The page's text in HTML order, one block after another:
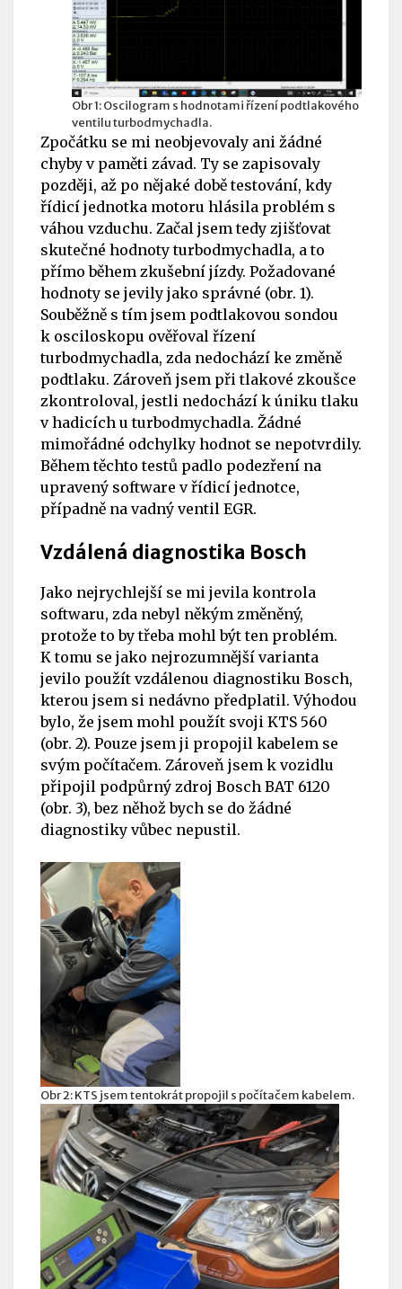
Obr 1: Oscilogram s hodnotami řízení podtlakového
ventilu turbodmychadla.
Zpočátku se mi neobjevovaly ani žádné
chyby v paměti závad. Ty se zapisovaly
později, až po nějaké době testování, kdy
řídicí jednotka motoru hlásila problém s
váhou vzduchu. Začal jsem tedy zjišťovat
skutečné hodnoty turbodmychadla, a to
přímo během zkušební jízdy. Požadované
hodnoty se jevily jako správné (obr. 1).
Souběžně s tím jsem podtlakovou sondou
k osciloskopu ověřoval řízení
turbodmychadla, zda nedochází ke změně
podtlaku. Zároveň jsem při tlakové zkoušce
zkontroloval, jestli nedochází k úniku tlaku
v hadicích u turbodmychadla. Žádné
mimořádné odchylky hodnot se nepotvrdily.
Během těchto testů padlo podezření na
upravený software v řídicí jednotce,
případně na vadný ventil EGR.
Vzdálená diagnostika Bosch
Jako nejrychlejší se mi jevila kontrola
softwaru, zda nebyl někým změněný,
protože to by třeba mohl být ten problém.
K tomu se jako nejrozumnější varianta
jevilo použít vzdálenou diagnostiku Bosch,
kterou jsem si nedávno předplatil. Výhodou
bylo, že jsem mohl použít svoji KTS 560
(obr. 2). Pouze jsem ji propojil kabelem se
svým počítačem. Zároveň jsem k vozidlu
připojil podpůrný zdroj Bosch BAT 6120
(obr. 3), bez něhož bych se do žádné
diagnostiky vůbec nepustil.
Obr 2: KTS jsem tentokrát propojil s počítačem kabelem.